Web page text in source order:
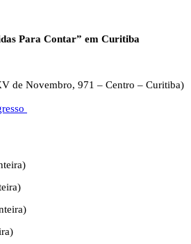
Para Contar” em Curitiba
de Novembro, 971 – Centro – Curitiba)